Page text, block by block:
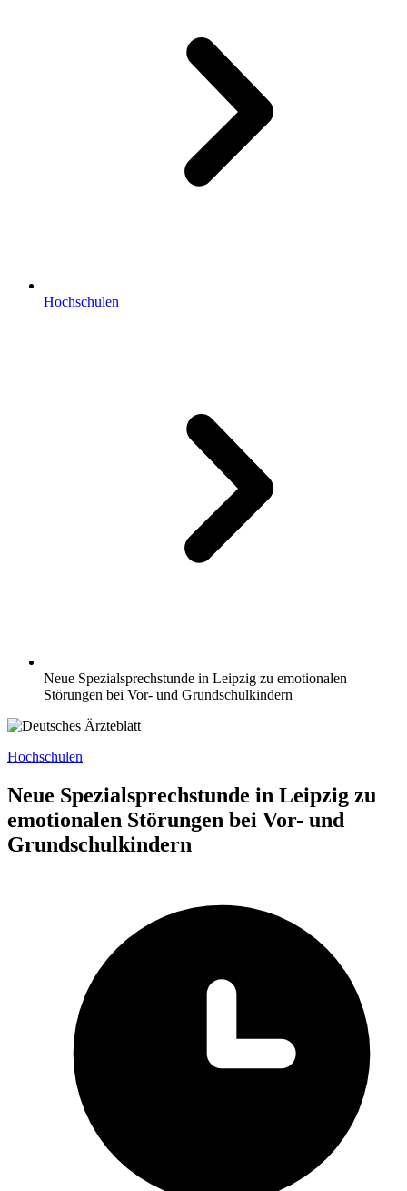
Hochschulen
Neue Spezialsprechstunde in Leipzig zu emotionalen
Störungen bei Vor- und Grundschulkindern
Hochschulen
Neue Spezialsprechstunde in Leipzig zu
emotionalen Störungen bei Vor- und
Grundschulkindern